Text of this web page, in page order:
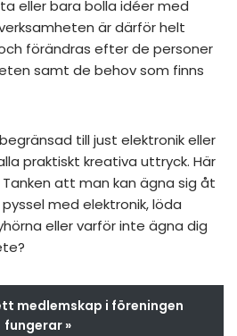
eller bara bolla idéer med
är därför helt
förändras efter de personer
samt de behov som finns
till just elektronik eller
praktiskt kreativa uttryck. Här
att man kan ägna sig åt
med elektronik, löda
eller varför inte ägna dig
medlemskap i föreningen
fungerar »